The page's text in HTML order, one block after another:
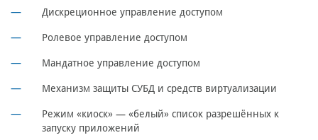
Дискреционное управление доступом
Ролевое управление доступом
Мандатное управление доступом
Механизм защиты СУБД и средств виртуализации
Режим «киоск» — «белый» список разрешённых к
запуску приложений